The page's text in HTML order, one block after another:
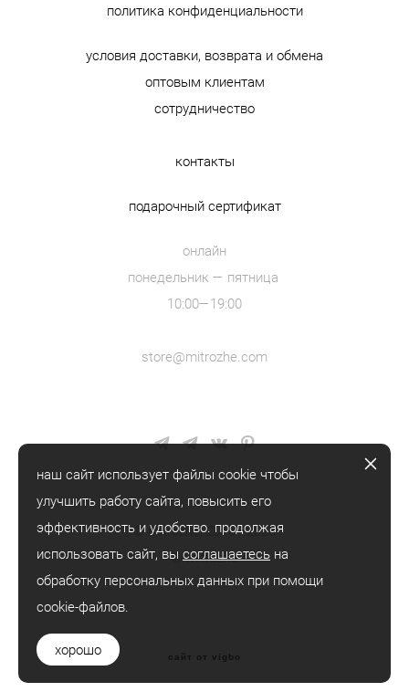
политика конфиденциальности
условия доставки, возврата и обмена
оптовым клиентам
сотрудничество
контакты
подарочный сертификат
онлайн
понедельник — пятница
10:00—19:00
store@mitrozhe.com
© mitrozhe, 2018—2026
® mitrozhe
сайт от vigbo
наш сайт использует файлы cookie чтобы
улучшить работу сайта, повысить его
эффективность и удобство. продолжая
использовать сайт, вы соглашаетесь на
обработку персональных данных при помощи
cookie-файлов.
хорошо